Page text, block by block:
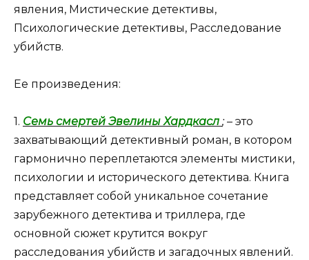
явления, Мистические детективы,
Психологические детективы, Расследование
убийств.
Ее произведения:
1. Семь смертей Эвелины Хардкасл ;– это
захватывающий детективный роман, в котором
гармонично переплетаются элементы мистики,
психологии и исторического детектива. Книга
представляет собой уникальное сочетание
зарубежного детектива и триллера, где
основной сюжет крутится вокруг
расследования убийств и загадочных явлений.